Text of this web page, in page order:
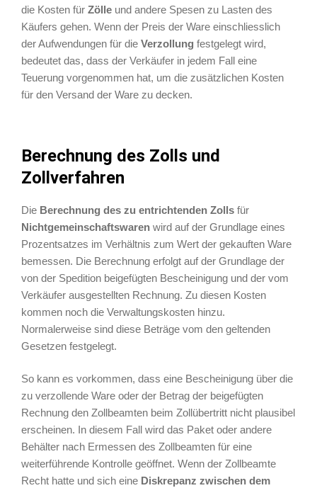
die Kosten für Zölle und andere Spesen zu Lasten des
Käufers gehen. Wenn der Preis der Ware einschliesslich
der Aufwendungen für die Verzollung festgelegt wird,
bedeutet das, dass der Verkäufer in jedem Fall eine
Teuerung vorgenommen hat, um die zusätzlichen Kosten
für den Versand der Ware zu decken.
Berechnung des Zolls und
Zollverfahren
Die Berechnung des zu entrichtenden Zolls für
Nichtgemeinschaftswaren wird auf der Grundlage eines
Prozentsatzes im Verhältnis zum Wert der gekauften Ware
bemessen. Die Berechnung erfolgt auf der Grundlage der
von der Spedition beigefügten Bescheinigung und der vom
Verkäufer ausgestellten Rechnung. Zu diesen Kosten
kommen noch die Verwaltungskosten hinzu.
Normalerweise sind diese Beträge vom den geltenden
Gesetzen festgelegt.
So kann es vorkommen, dass eine Bescheinigung über die
zu verzollende Ware oder der Betrag der beigefügten
Rechnung den Zollbeamten beim Zollübertritt nicht plausibel
erscheinen. In diesem Fall wird das Paket oder andere
Behälter nach Ermessen des Zollbeamten für eine
weiterführende Kontrolle geöffnet. Wenn der Zollbeamte
Recht hatte und sich eine Diskrepanz zwischen dem